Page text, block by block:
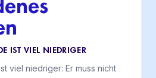
IST VIEL NIEDRIGER
viel niedriger: Er muss nicht